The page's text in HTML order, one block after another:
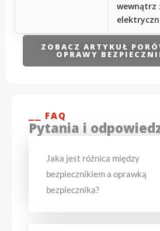
wewnątrz
ZOBACZ ARTYKUŁ
OPRAWY
⎯⎯ FAQ
Pytania i
Jaka jest różnica między
bezpiecznikiem a oprawką
bezpiecznika?